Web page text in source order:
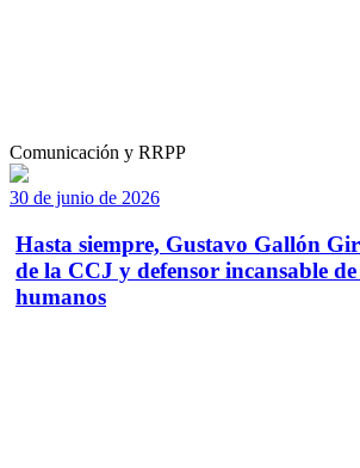
Comunicación y RRPP
30 de junio de 2026
Hasta siempre, Gustavo Gallón
de la CCJ y defensor incansable de
humanos